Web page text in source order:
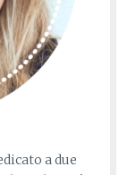
a due